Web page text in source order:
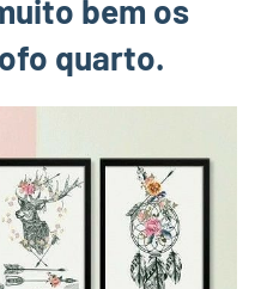
bem os
quarto.